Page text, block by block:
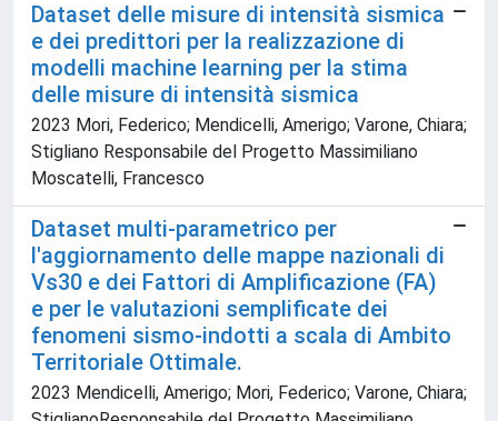
Dataset delle misure di intensità sismica
e dei predittori per la realizzazione di
modelli machine learning per la stima
delle misure di intensità sismica
2023 Mori, Federico; Mendicelli, Amerigo; Varone, Chiara;
Stigliano Responsabile del Progetto Massimiliano
Moscatelli, Francesco
Dataset multi-parametrico per
l'aggiornamento delle mappe nazionali di
Vs30 e dei Fattori di Amplificazione (FA)
e per le valutazioni semplificate dei
fenomeni sismo-indotti a scala di Ambito
Territoriale Ottimale.
2023 Mendicelli, Amerigo; Mori, Federico; Varone, Chiara;